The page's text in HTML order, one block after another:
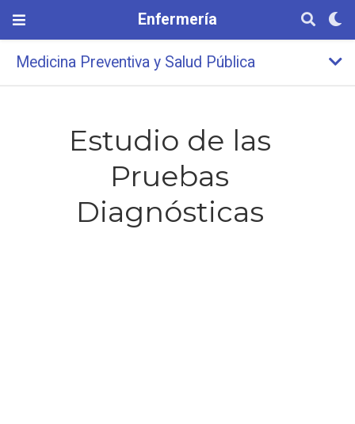
Enfermería
Medicina Preventiva y Salud Pública
Estudio de las
Pruebas
Diagnósticas